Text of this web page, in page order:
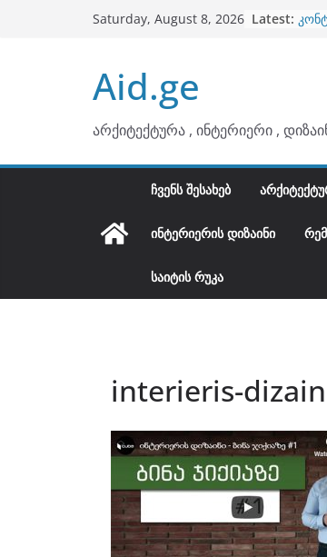
Saturday, August 8, 2026 Latest:
Aid.ge
არქიტექტურა , ინტერიერი ,
ᲩᲕᲔᲜᲡ ᲨᲔᲡᲐᲮᲔᲑ
ᲘᲜᲢᲔᲠᲘᲔᲠᲘᲡ ᲓᲘᲖᲐᲘᲜᲘ
ᲡᲐᲘᲢᲘᲡ ᲠᲣᲙᲐ
interieris-